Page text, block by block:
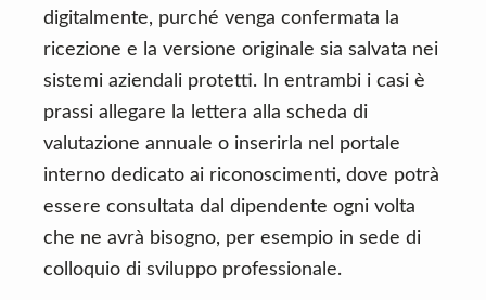
digitalmente, purché venga confermata la
ricezione e la versione originale sia salvata nei
sistemi aziendali protetti. In entrambi i casi è
prassi allegare la lettera alla scheda di
valutazione annuale o inserirla nel portale
interno dedicato ai riconoscimenti, dove potrà
essere consultata dal dipendente ogni volta
che ne avrà bisogno, per esempio in sede di
colloquio di sviluppo professionale.